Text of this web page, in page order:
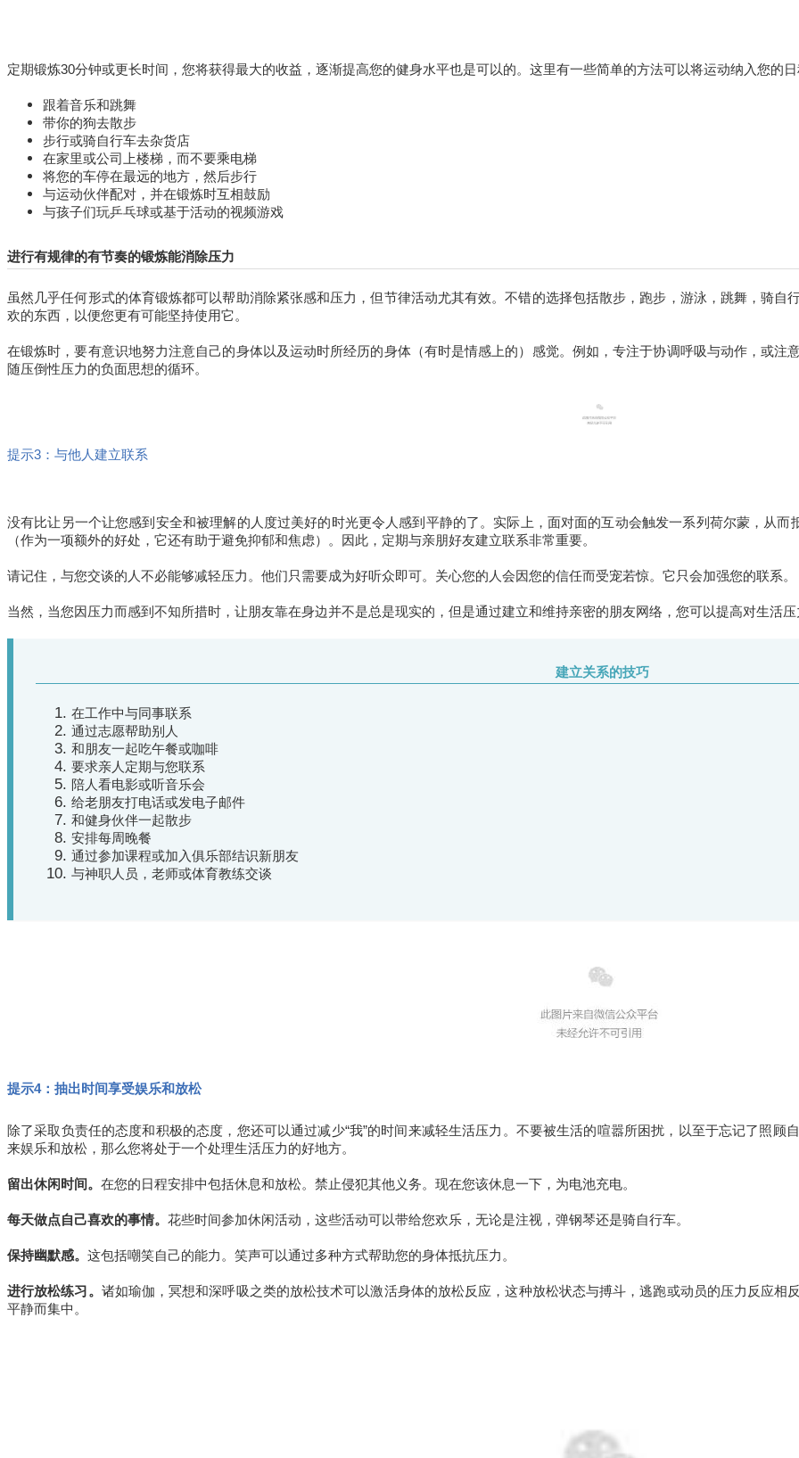
定期锻炼30分钟或更长时间，您将获得最大的收益，逐渐提高您的健身水平也是可以的。这里有一些简单的方法可以将运动纳入您的
跟着音乐和跳舞
带你的狗去散步
步行或骑自行车去杂货店
在家里或公司上楼梯，而不要乘电梯
将您的车停在最远的地方，然后步行
与运动伙伴配对，并在锻炼时互相鼓励
与孩子们玩乒乓球或基于活动的视频游戏
进行有规律的有节奏的锻炼能消除压力
虽然几乎任何形式的体育锻炼都可以帮助消除紧张感和压力，但节律活动尤其有效。不错的选择包括散步，跑步，游泳，跳舞，骑
欢的东西，以便您更有可能坚持使用它。
在锻炼时，要有意识地努力注意自己的身体以及运动时所经历的身体（有时是情感上的）感觉。例如，专注于协调呼吸与动作，或
随压倒性压力的负面思想的循环。
提示3：与他人建立联系
没有比让另一个让您感到安全和被理解的人度过美好的时光更令人感到平静的了。实际上，面对面的互动会触发一系列荷尔蒙，从而
（作为一项额外的好处，它还有助于避免抑郁和焦虑）。因此，定期与亲朋好友建立联系非常重要。
请记住，与您交谈的人不必能够减轻压力。他们只需要成为好听众即可。关心您的人会因您的信任而受宠若惊。它只会加强您的联系。
当然，当您因压力而感到不知所措时，让朋友靠在身边并不是总是现实的，但是通过建立和维持亲密的朋友网络，您可以提高对生活
建立关系的技巧
在工作中与同事联系
通过志愿帮助别人
和朋友一起吃午餐或咖啡
要求亲人定期与您联系
陪人看电影或听音乐会
给老朋友打电话或发电子邮件
和健身伙伴一起散步
安排每周晚餐
通过参加课程或加入俱乐部结识新朋友
与神职人员，老师或体育教练交谈
提示4：抽出时间享受娱乐和放松
除了采取负责任的态度和积极的态度，您还可以通过减少“我”的时间来减轻生活压力。不要被生活的喧嚣所困扰，以至于忘记了照
来娱乐和放松，那么您将处于一个处理生活压力的好地方。
留出休闲时间。 在您的日程安排中包括休息和放松。禁止侵犯其他义务。现在您该休息一下，为电池充电。
每天做点自己喜欢的事情。 花些时间参加休闲活动，这些活动可以带给您欢乐，无论是注视，弹钢琴还是骑自行车。
保持幽默感。 这包括嘲笑自己的能力。 笑声可以通过多种方式帮助您的身体抵抗压力。
进行放松练习。 诸如瑜伽，冥想和深呼吸之类的放松技术可以激活身体的放松反应，这种放松状态与搏斗，逃跑或动员的压力反应
平静而集中。